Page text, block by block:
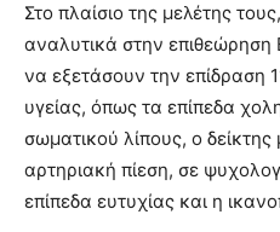
Στο πλαίσιο της μελέτης
αναλυτικά στην επιθεώρηση
να εξετάσουν την επίδραση
υγείας, όπως τα επίπεδα
σωματικού λίπους, ο
αρτηριακή πίεση, σε
επίπεδα ευτυχίας και η